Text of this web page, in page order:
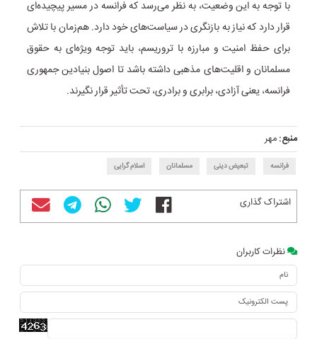
با توجه به این وضعیت، به نظر می‌رسد که فرانسه در مسیر پیچیده‌ای
قرار دارد که نیاز به بازنگری در سیاست‌های خود دارد. هم‌زمان با تلاش
برای حفظ امنیت و مبارزه با تروریسم، باید توجه ویژه‌ای به حقوق
مسلمانان و اقلیت‌های مذهبی داشته باشد تا اصول بنیادین جمهوری
فرانسه، یعنی آزادی، برابری و برادری، تحت تأثیر قرار نگیرند.
منبع:مهر
فرانسه تبعیض دینی مسلمانان اسلام گرایی
اشتراک گذاری
نظرات کاربران